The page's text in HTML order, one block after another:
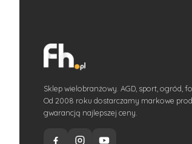
Sklep wielobranżowy. AGD, sport, ogród,
Od 2008 roku dostarczamy markowe
gwarancją najlepszej ceny.